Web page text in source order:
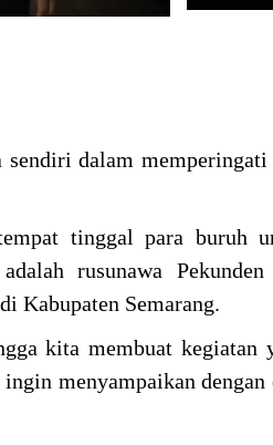
sendiri dalam memperingati
tinggal para buruh
rusunawa Pekunden
Kabupaten Semarang.
kita membuat kegiatan
menyampaikan dengan